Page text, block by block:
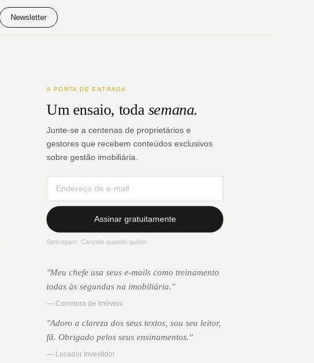
Newsletter
A PORTA DE ENTRADA
Um ensaio, toda semana.
Junte-se a centenas de proprietários e
gestores que recebem conteúdos exclusivos
sobre gestão imobiliária.
Assinar gratuitamente
Sem spam. Cancele quando quiser.
"Meu chefe usa seus e-mails como treinamento
todas às segundas na imobiliária."
— Corretora de Imóveis
"Adoro a clareza dos seus textos, sou seu leitor,
fã. Obrigado pelos seus ensinamentos."
— Locador Investidor